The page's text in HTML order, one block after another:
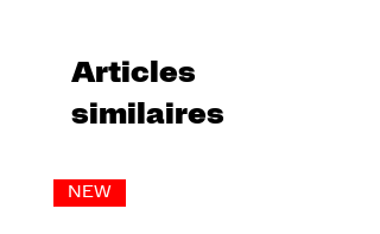
Articles
similaires
NEW